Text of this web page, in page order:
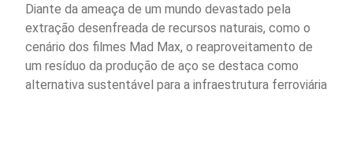
Diante da ameaça de um mundo devastado pela
extração desenfreada de recursos naturais, como o
cenário dos filmes Mad Max, o reaproveitamento de
um resíduo da produção de aço se destaca como
alternativa sustentável para a infraestrutura ferroviária